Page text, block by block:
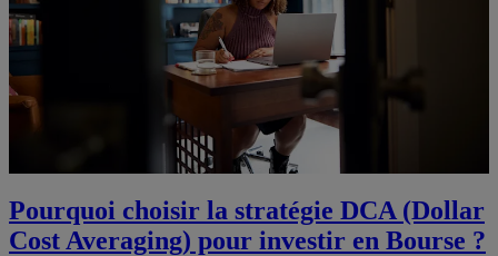
Pourquoi choisir la stratégie DCA (Dollar
Cost Averaging) pour investir en Bourse ?